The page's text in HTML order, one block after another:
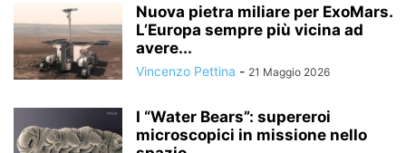
Nuova pietra miliare per ExoMars.
L’Europa sempre più vicina ad
avere...
Vincenzo Pettina - 21 Maggio 2026
I “Water Bears”: supereroi
microscopici in missione nello